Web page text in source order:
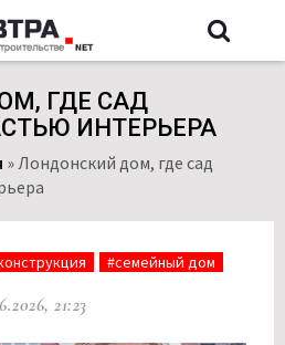
ГДЕ САД
ИНТЕРЬЕРА
»Лондонский дом, где сад
#семейный дом
21:23